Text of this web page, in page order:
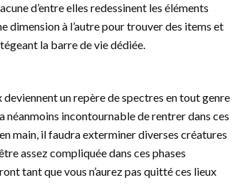
d’entre elles redessinent les éléments
dimension à l’autre pour trouver des items et
la barre de vie dédiée.
un repère de spectres en tout genre
néanmoins incontournable de rentrer dans ces
main, il faudra exterminer diverses créatures
assez compliquée dans ces phases
tant que vous n’aurez pas quitté ces lieux